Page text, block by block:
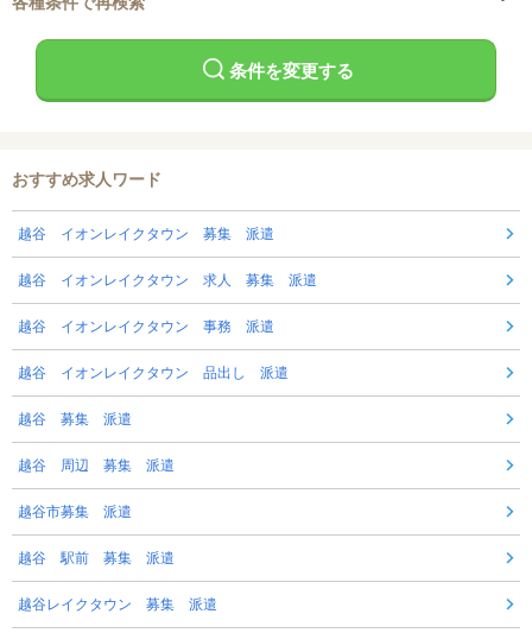
条件を変更する
おすすめ求人ワード
越谷 イオンレイクタウン 募集 派遣
越谷 イオンレイクタウン 求人 募集 派遣
越谷 イオンレイクタウン 事務 派遣
越谷 イオンレイクタウン 品出し 派遣
越谷 募集 派遣
越谷 周辺 募集 派遣
越谷市募集 派遣
越谷 駅前 募集 派遣
越谷レイクタウン 募集 派遣